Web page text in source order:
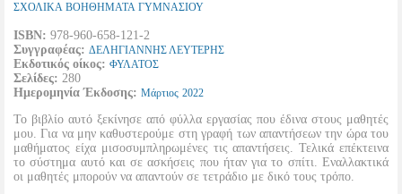
ΣΧΟΛΙΚΑ ΒΟΗΘΗΜΑΤΑ ΓΥΜΝΑΣΙΟΥ
ISBN: 978-960-658-121-2
Συγγραφέας: ΔΕΛΗΓΙΑΝΝΗΣ ΛΕΥΤΕΡΗΣ
Εκδοτικός οίκος: ΦΥΛΑΤΟΣ
Σελίδες: 280
Ημερομηνία Έκδοσης: Μάρτιος 2022
Το βιβλίο αυτό ξεκίνησε από φύλλα εργασίας που έδινα στους μαθητές
μου. Για να μην καθυστερούμε στη γραφή των απαντήσεων την ώρα του
μαθήματος είχα μισοσυμπληρωμένες τις απαντήσεις. Τελικά επέκτεινα
το σύστημα αυτό και σε ασκήσεις που ήταν για το σπίτι. Εναλλακτικά
οι μαθητές μπορούν να απαντούν σε τετράδιο με δικό τους τρόπο.